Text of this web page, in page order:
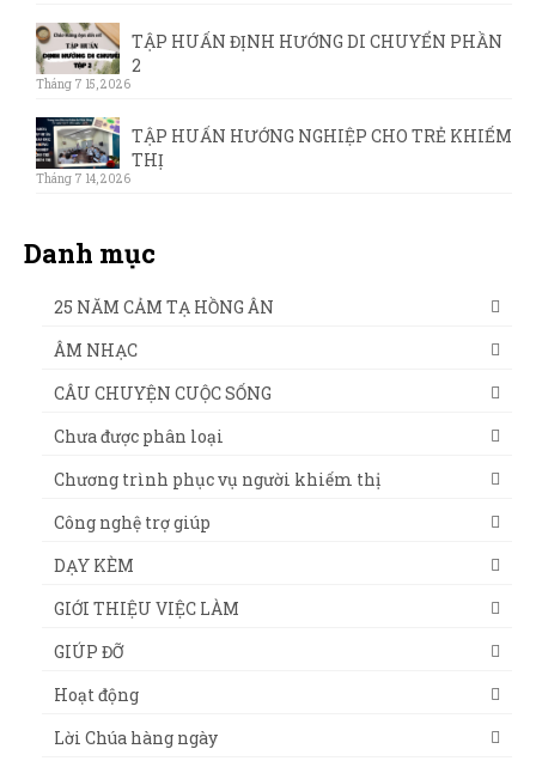
TẬP HUẤN ĐỊNH HƯỚNG DI CHUYỂN PHẦN
2
Tháng 7 15, 2026
TẬP HUẤN HƯỚNG NGHIỆP CHO TRẺ KHIẾM
THỊ
Tháng 7 14, 2026
Danh mục
25 NĂM CẢM TẠ HỒNG ÂN
ÂM NHẠC
CÂU CHUYỆN CUỘC SỐNG
Chưa được phân loại
Chương trình phục vụ người khiếm thị
Công nghệ trợ giúp
DẠY KÈM
GIỚI THIỆU VIỆC LÀM
GIÚP ĐỠ
Hoạt động
Lời Chúa hàng ngày